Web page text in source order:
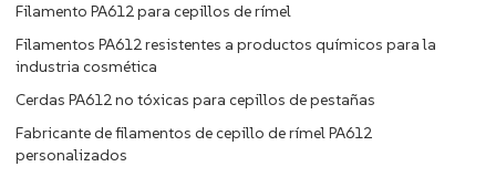
Filamento PA612 para cepillos de rímel
Filamentos PA612 resistentes a productos químicos para la
industria cosmética
Cerdas PA612 no tóxicas para cepillos de pestañas
Fabricante de filamentos de cepillo de rímel PA612
personalizados